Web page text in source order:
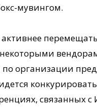
мувингом.
по организации
связанных